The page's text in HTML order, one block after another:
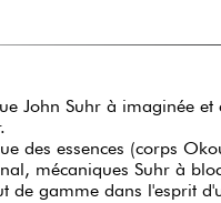
John Suhr à imaginée
des essences (corps
mécaniques Suhr à
de gamme dans l'esprit